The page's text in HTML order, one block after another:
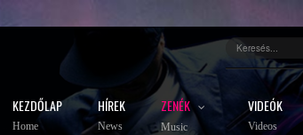
KEZDŐLAP
Home
HÍREK
News
ZENÉK
Music
VIDEÓK
Videos